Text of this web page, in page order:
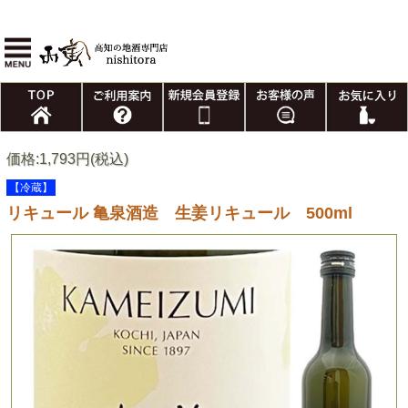
価格:1,793円(税込)
【冷蔵】
リキュール 亀泉酒造 生姜リキュール 500ml